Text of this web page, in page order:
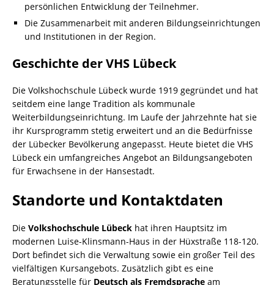
persönlichen Entwicklung der Teilnehmer.
Die Zusammenarbeit mit anderen Bildungseinrichtungen
und Institutionen in der Region.
Geschichte der VHS Lübeck
Die Volkshochschule Lübeck wurde 1919 gegründet und hat
seitdem eine lange Tradition als kommunale
Weiterbildungseinrichtung. Im Laufe der Jahrzehnte hat sie
ihr Kursprogramm stetig erweitert und an die Bedürfnisse
der Lübecker Bevölkerung angepasst. Heute bietet die VHS
Lübeck ein umfangreiches Angebot an Bildungsangeboten
für Erwachsene in der Hansestadt.
Standorte und Kontaktdaten
Die Volkshochschule Lübeck hat ihren Hauptsitz im
modernen Luise-Klinsmann-Haus in der Hüxstraße 118-120.
Dort befindet sich die Verwaltung sowie ein großer Teil des
vielfältigen Kursangebots. Zusätzlich gibt es eine
Beratungsstelle für Deutsch als Fremdsprache am